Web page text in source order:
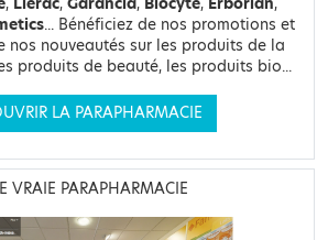
... Bénéficiez de nos promotions et
nos nouveautés sur les produits de la
produits de beauté, les produits bio...
LA PARAPHARMACIE
VRAIE PARAPHARMACIE